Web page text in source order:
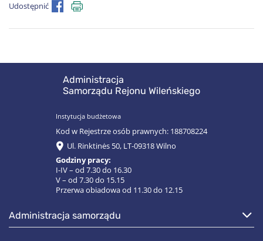
Udostępnić
Administracja
Samorządu Rejonu Wileńskiego
Instytucja budżetowa
Kod w Rejestrze osób prawnych: 188708224
Ul. Rinktinės 50, LT-09318 Wilno
Godziny pracy:
I-IV – od 7.30 do 16.30
V – od 7.30 do 15.15
Przerwa obiadowa od 11.30 do 12.15
administracja samorządu